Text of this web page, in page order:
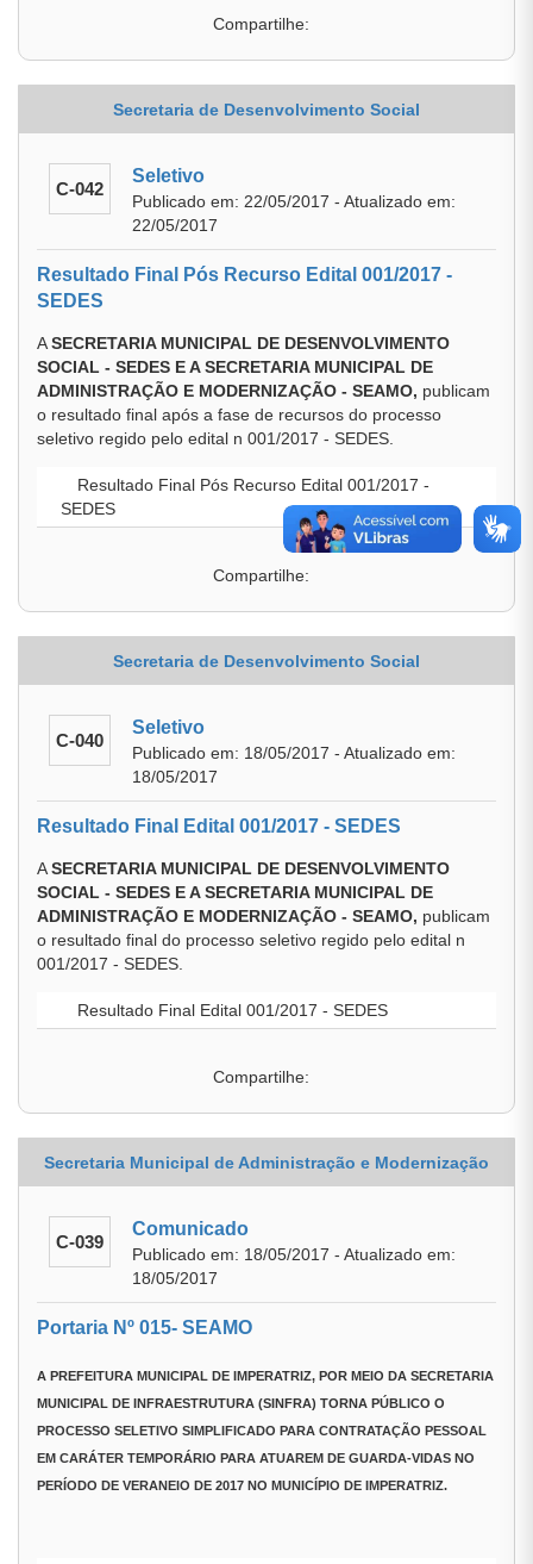
Compartilhe:
Secretaria de Desenvolvimento Social
C-042
Seletivo
Publicado em: 22/05/2017 - Atualizado em:
22/05/2017
Resultado Final Pós Recurso Edital 001/2017 -
SEDES
ASECRETARIA MUNICIPAL DE DESENVOLVIMENTO
SOCIAL - SEDES E A SECRETARIA MUNICIPAL DE
ADMINISTRAÇÃO E MODERNIZAÇÃO - SEAMO, publicam
o resultado final após a fase de recursos do processo
seletivo regido pelo edital n 001/2017 - SEDES.
Resultado Final Pós Recurso Edital 001/2017 -
SEDES
Compartilhe:
Secretaria de Desenvolvimento Social
C-040
Seletivo
Publicado em: 18/05/2017 - Atualizado em:
18/05/2017
Resultado Final Edital 001/2017 - SEDES
ASECRETARIA MUNICIPAL DE DESENVOLVIMENTO
SOCIAL - SEDES E A SECRETARIA MUNICIPAL DE
ADMINISTRAÇÃO E MODERNIZAÇÃO - SEAMO, publicam
o resultado final do processo seletivo regido pelo edital n
001/2017 - SEDES.
Resultado Final Edital 001/2017 - SEDES
Compartilhe:
Secretaria Municipal de Administração e Modernização
C-039
Comunicado
Publicado em: 18/05/2017 - Atualizado em:
18/05/2017
Portaria Nº 015- SEAMO
A PREFEITURA MUNICIPAL DE IMPERATRIZ, POR MEIO DA SECRETARIA
MUNICIPAL DE INFRAESTRUTURA (SINFRA) TORNA PÚBLICO O
PROCESSO SELETIVO SIMPLIFICADO PARA CONTRATAÇÃO PESSOAL
EM CARÁTER TEMPORÁRIO PARA ATUAREM DE GUARDA-VIDAS NO
PERÍODO DE VERANEIO DE 2017 NO MUNICÍPIO DE IMPERATRIZ.